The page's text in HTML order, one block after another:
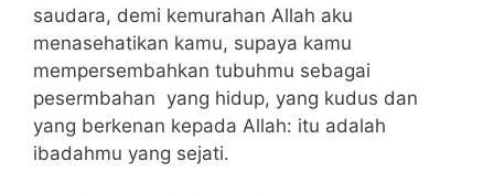
saudara, demi kemurahan Allah aku
menasehatikan kamu, supaya kamu
mempersembahkan tubuhmu sebagai
pesermbahan yang hidup, yang kudus dan
yang berkenan kepada Allah: itu adalah
ibadahmu yang sejati.